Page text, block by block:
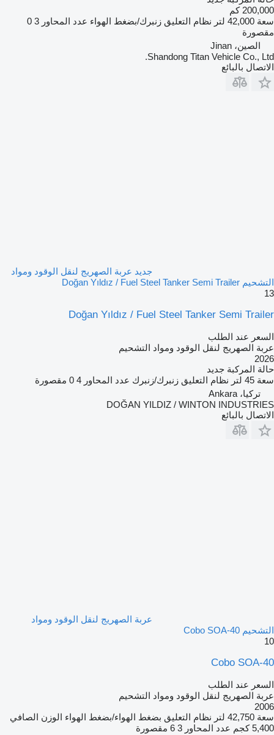
200,000 كم
سعة 42,000 لتر نظام التعليق زنبرك/بضغط الهواء عدد المحاور 3
0
مقصورة
الصين، Jinan
Shandong Titan Vehicle Co., Ltd.
الاتصال بالبائع
جديد عربة الصهريج لنقل الوقود ومواد
التشحيم Doğan Yıldız / Fuel Steel Tanker Semi Trailer
13
Doğan Yıldız / Fuel Steel Tanker Semi Trailer
السعر عند الطلب
عربة الصهريج لنقل الوقود ومواد التشحيم
2026
حالة المركبة جديد
سعة 45 لتر نظام التعليق زنبرك/زنبرك عدد المحاور 4 0 مقصورة
تركيا، Ankara
DOĞAN YILDIZ / WINTON INDUSTRIES
الاتصال بالبائع
عربة الصهريج لنقل الوقود ومواد
التشحيم Cobo SOA-40
10
Cobo SOA-40
السعر عند الطلب
عربة الصهريج لنقل الوقود ومواد التشحيم
2006
سعة 42,750 لتر نظام التعليق بضغط الهواء/بضغط الهواء الوزن الصافي
5,400 كجم
عدد المحاور 3 6 مقصورة